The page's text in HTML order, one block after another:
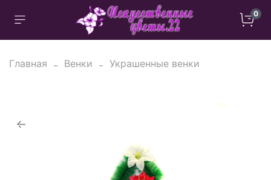
0
Главная Венки Украшенные венки